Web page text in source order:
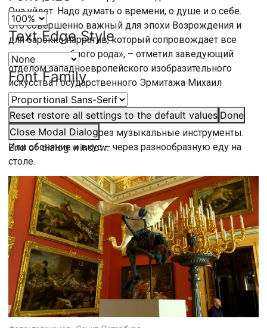
Text Edge Style
Font Family
Reset restore all settings to the default values Done
Close Modal Dialog
End of dialog window.
Она уйдет. Надо думать о времени, о душе и о себе.
Это совершенно важный для эпохи Возрождения и
для барокко нарратив, который сопровождает все
картины подобного рода», – отметил заведующий
отделом западноевропейского изобразительного
искусства Государственного Эрмитажа Михаил
Дединкин.
Заложена в картине и аллегория пяти чувств.
Например, слух – через музыкальные инструменты.
Или обоняние и вкус – через разнообразную еду на
столе.